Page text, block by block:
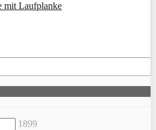
mit Laufplanke
1899